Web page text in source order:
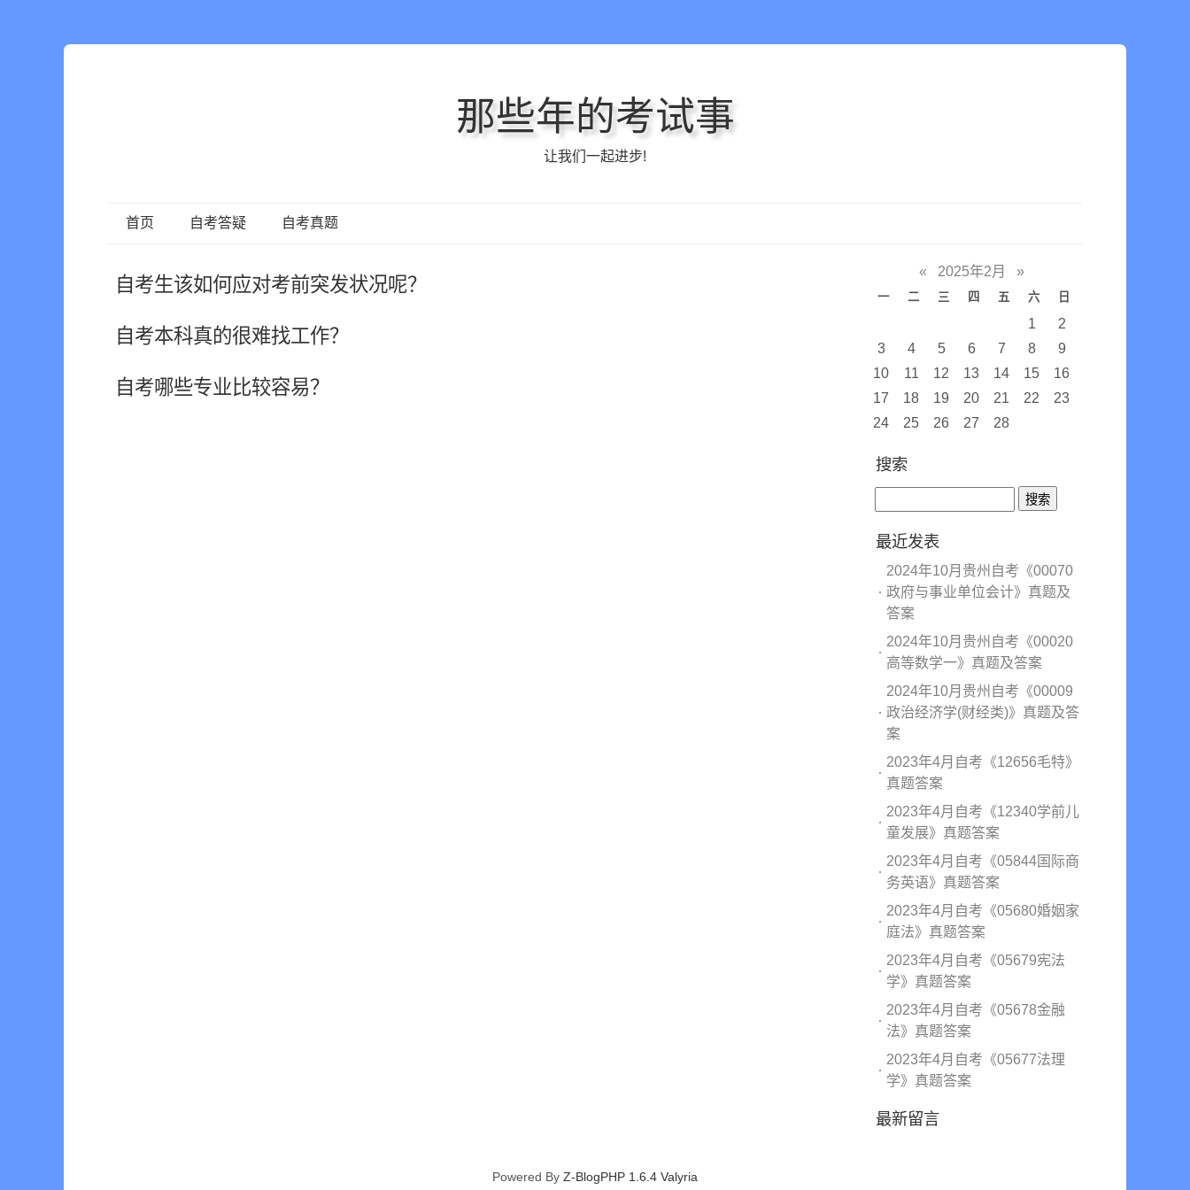
那些年的考试事
让我们一起进步!
首页 自考答疑 自考真题
自考生该如何应对考前突发状况呢？
自考本科真的很难找工作？
自考哪些专业比较容易？
« 2025年2月 »
一 二 三 四 五 六 日
1
2
3
4 5 6 7 8
9
10
11 12 13 14 15
16
17
18 19 20 21 22
23
24
25 26 27 28
搜索
最近发表
2024年10月贵州自考《00070
政府与事业单位会计》真题及
答案
2024年10月贵州自考《00020
高等数学一》真题及答案
2024年10月贵州自考《00009
政治经济学(财经类)》真题及答
案
2023年4月自考《12656毛特》
真题答案
2023年4月自考《12340学前儿
童发展》真题答案
2023年4月自考《05844国际商
务英语》真题答案
2023年4月自考《05680婚姻家
庭法》真题答案
2023年4月自考《05679宪法
学》真题答案
2023年4月自考《05678金融
法》真题答案
2023年4月自考《05677法理
学》真题答案
最新留言
Powered By Z-BlogPHP 1.6.4 Valyria